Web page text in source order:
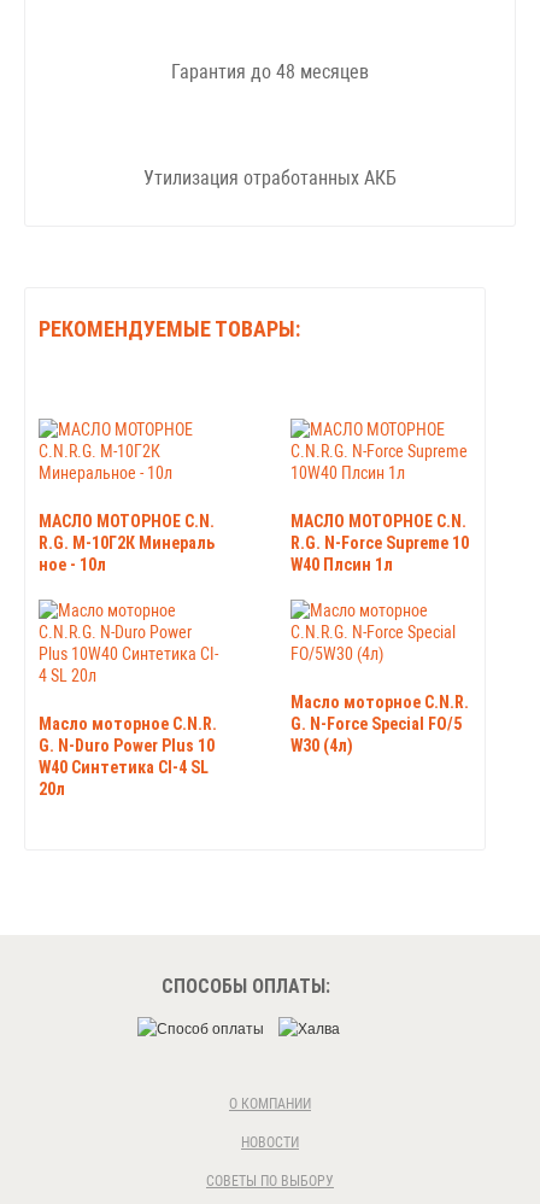
Гарантия до 48 месяцев
Утилизация отработанных АКБ
РЕКОМЕНДУЕМЫЕ ТОВАРЫ:
МАСЛО МОТОРНОЕ C.N.
R.G. М-10Г2К Минераль
ное - 10л
МАСЛО МОТОРНОЕ C.N.
R.G. N-Force Supreme 10
W40 Плсин 1л
Масло моторное C.N.R.
G. N-Duro Power Plus 10
W40 Синтетика CI-4 SL
20л
Масло моторное C.N.R.
G. N-Force Special FO/5
W30 (4л)
СПОСОБЫ ОПЛАТЫ:
О КОМПАНИИ
НОВОСТИ
СОВЕТЫ ПО ВЫБОРУ